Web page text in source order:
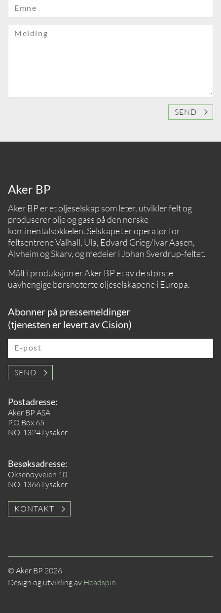
Emne
Melding
SEND
Aker BP
Aker BP er et oljeselskap som leter, utvikler felt og
produserer olje og gass på den norske
kontinentalsokkelen. Selskapet er operatør for
feltsentrene Valhall, Ula, Edvard Grieg/Ivar Aasen,
Alvheim og Skarv, og medeier i Johan Sverdrup-feltet.
Målt i produksjon er Aker BP et av de største
uavhengige børsnoterte oljeselskapene i Europa.
Abonner på pressemeldinger
(tjenesten er levert av Cision)
E-post
SEND
Postadresse:
Aker BP ASA
P.O Box 65
NO-1324 Lysaker
Besøksadresse:
Oksenøyveien 10
NO-1366 Lysaker
KONTAKT
© Aker BP 2026
Design og utvikling av Headspin